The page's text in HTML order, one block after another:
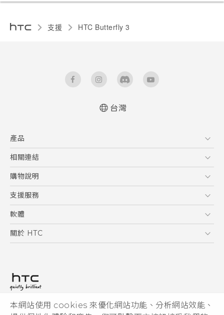
本網站使用 cookies 來優化網站功能、分析網站效能、
支援 HTC Butterfly 3‎
User manual
台灣
產品
5G
智慧型手機
配件
相關連結
HTC Research
購物說明
購物須知
訂單管理
付款方式
支援服務
到府收送維修服務
服務中心資訊
客戶服務佈告欄
軟體
應用程式
HTC Sync Manager
關於 HTC
投資人
隱私權政策
© 2011-2026 HTC Corporation